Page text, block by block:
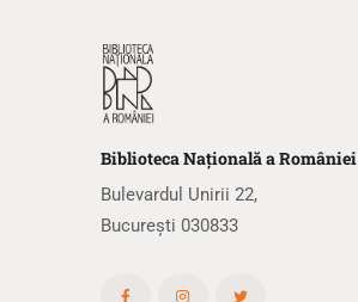
BibliotecaNaționalăa României
Bulevardul Unirii 22,
București 030833